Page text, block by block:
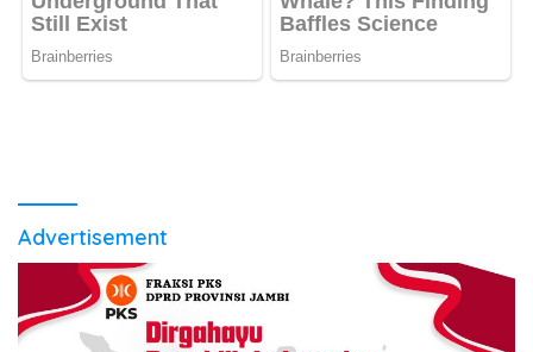
Advertisement